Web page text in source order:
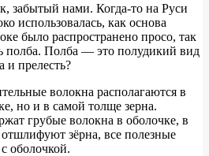
забытый нами. Когда-то на Руси
использовалась, как основа
было распространено просо, так
полба. Полба — это полудикий вид
прелесть?
волокна располагаются в
но и в самой толще зерна.
грубые волокна в оболочке, в
зёрна, все полезные
оболочкой.